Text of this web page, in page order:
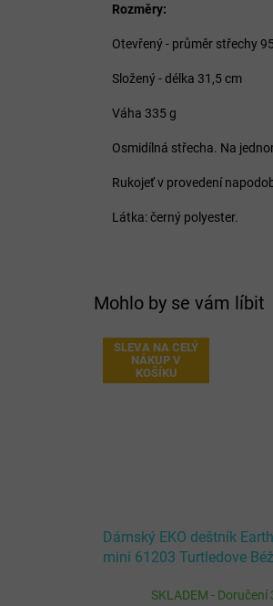
Mohlo by se vám líbit
SLEVA NA CELÝ
NÁKUP V
KOŠÍKU
Dámský EKO deštník
mini 61203 Turtledove
SKLADEM - Doručení
Rozměry:
Otevřený - průměr střechy
Složený - délka 31,5 cm
Váha 335 g
Osmidílná střecha. Na
Rukojeť v provedení
Látka: černý polyester.